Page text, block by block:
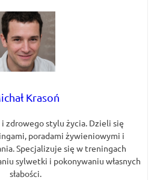
Krasoń
zdrowego stylu życia. Dzieli się
poradami żywieniowymi i
Specjalizuje się w treningach
sylwetki i pokonywaniu własnych
słabości.